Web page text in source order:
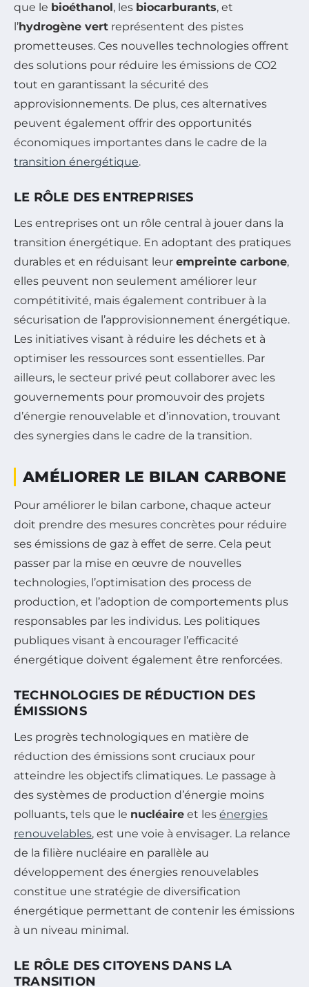
que le bioéthanol, les biocarburants, et
l’hydrogène vert représentent des pistes
prometteuses. Ces nouvelles technologies offrent
des solutions pour réduire les émissions de CO2
tout en garantissant la sécurité des
approvisionnements. De plus, ces alternatives
peuvent également offrir des opportunités
économiques importantes dans le cadre de la
transition énergétique.
LE RÔLE DES ENTREPRISES
Les entreprises ont un rôle central à jouer dans la
transition énergétique. En adoptant des pratiques
durables et en réduisant leur empreinte carbone,
elles peuvent non seulement améliorer leur
compétitivité, mais également contribuer à la
sécurisation de l’approvisionnement énergétique.
Les initiatives visant à réduire les déchets et à
optimiser les ressources sont essentielles. Par
ailleurs, le secteur privé peut collaborer avec les
gouvernements pour promouvoir des projets
d’énergie renouvelable et d’innovation, trouvant
des synergies dans le cadre de la transition.
AMÉLIORER LE BILAN CARBONE
Pour améliorer le bilan carbone, chaque acteur
doit prendre des mesures concrètes pour réduire
ses émissions de gaz à effet de serre. Cela peut
passer par la mise en œuvre de nouvelles
technologies, l’optimisation des process de
production, et l’adoption de comportements plus
responsables par les individus. Les politiques
publiques visant à encourager l’efficacité
énergétique doivent également être renforcées.
TECHNOLOGIES DE RÉDUCTION DES
ÉMISSIONS
Les progrès technologiques en matière de
réduction des émissions sont cruciaux pour
atteindre les objectifs climatiques. Le passage à
des systèmes de production d’énergie moins
polluants, tels que le nucléaire et les énergies
renouvelables, est une voie à envisager. La relance
de la filière nucléaire en parallèle au
développement des énergies renouvelables
constitue une stratégie de diversification
énergétique permettant de contenir les émissions
à un niveau minimal.
LE RÔLE DES CITOYENS DANS LA
TRANSITION